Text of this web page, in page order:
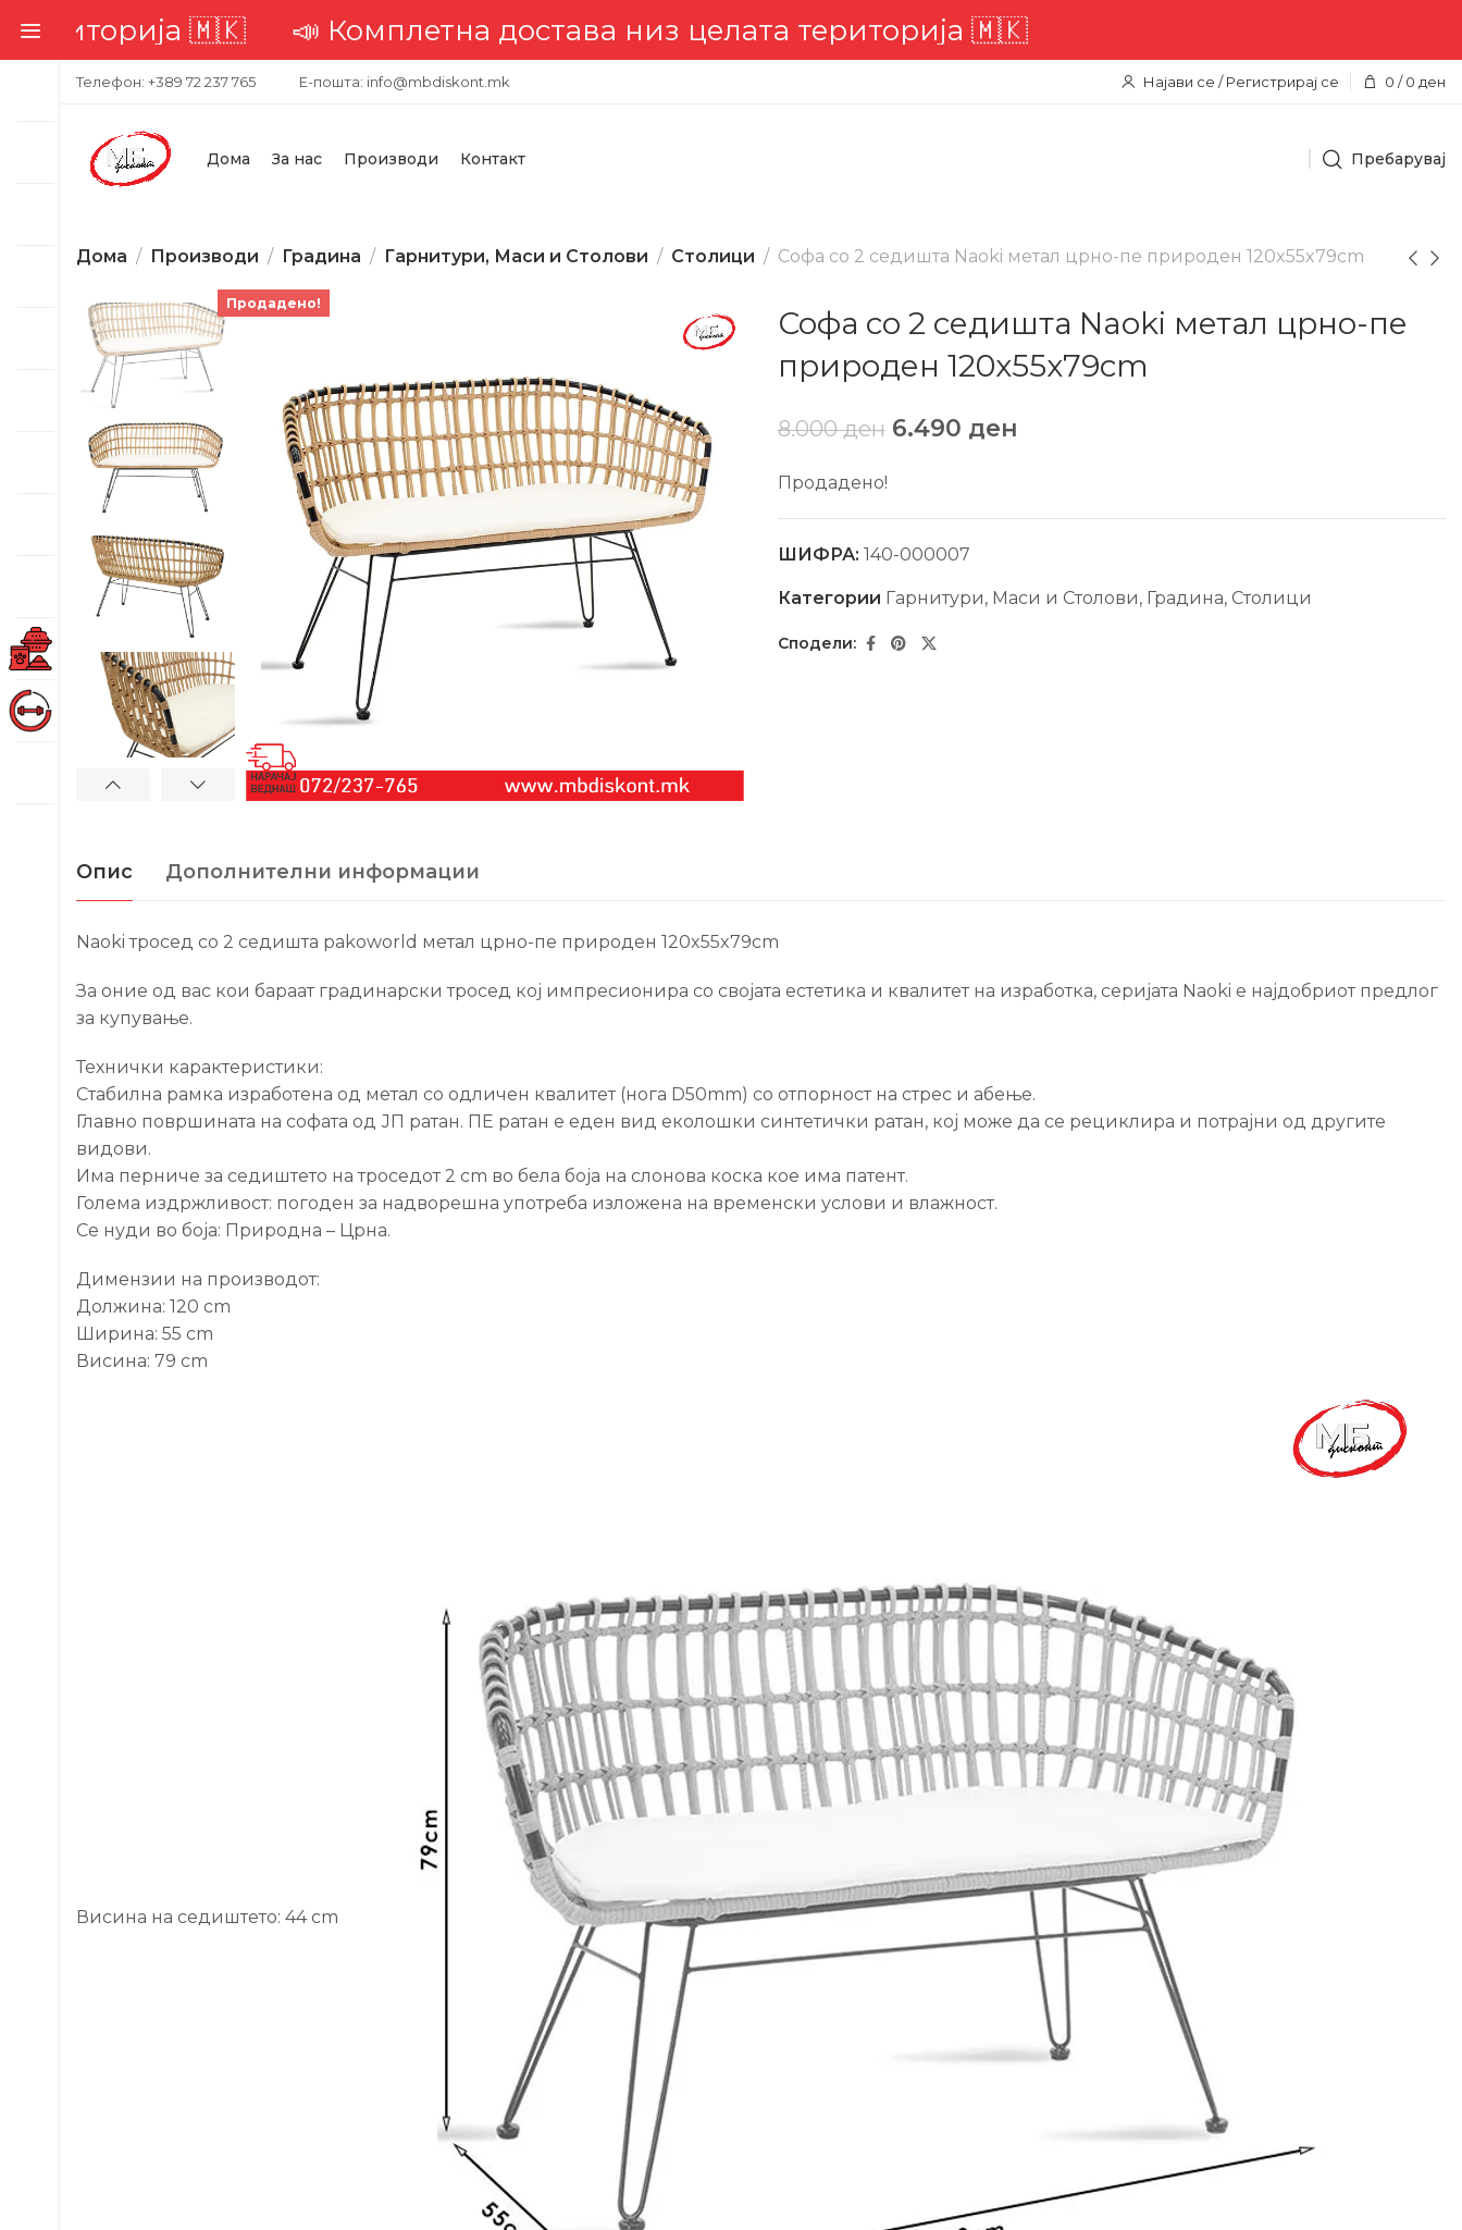
🇲🇰 📣 Комплетна достава низ целата територија 🇲🇰
Телефон: +389 72 237 765 Е-пошта: info@mbdiskont.mk Најави се / Регистрирај се 0 / 0 ден
Дома За нас Производи Контакт Пребарувај
Дома Производи Градина Гарнитури, Маси и Столови Столици Софа со 2 седишта Naoki метал црно-пе природен 120x55x79cm
-19%
Продадено!
Софа со 2 седишта Naoki метал црно-пе
природен 120x55x79cm
8.000ден 6.490 ден
Продадено!
ШИФРА: 140-000007
Категории Гарнитури, Маси и Столови, Градина, Столици
Опис Дополнителни информации
Naoki тросед со 2 седишта pakoworld метал црно-пе природен 120x55x79cm
За оние од вас кои бараат градинарски тросед кој импресионира со својата естетика и квалитет на изработка, серијата Naoki е најдобриот предлог
за купување.
Технички карактеристики:
Стабилна рамка изработена од метал со одличен квалитет (нога D50mm) со отпорност на стрес и абење.
Главно површината на софата од ЈП ратан. ПЕ ратан е еден вид еколошки синтетички ратан, кој може да се рециклира и потрајни од другите
видови.
Има перниче за седиштето на троседот 2 cm во бела боја на слонова коска кое има патент.
Голема издржливост: погоден за надворешна употреба изложена на временски услови и влажност.
Се нуди во боја: Природна – Црна.
Димензии на производот:
Должина: 120 cm
Ширина: 55 cm
Висина: 79 cm
Висина на седиштето: 44 cm